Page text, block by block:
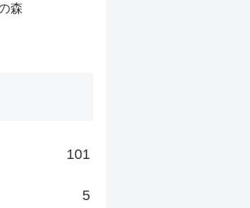
森
101
5